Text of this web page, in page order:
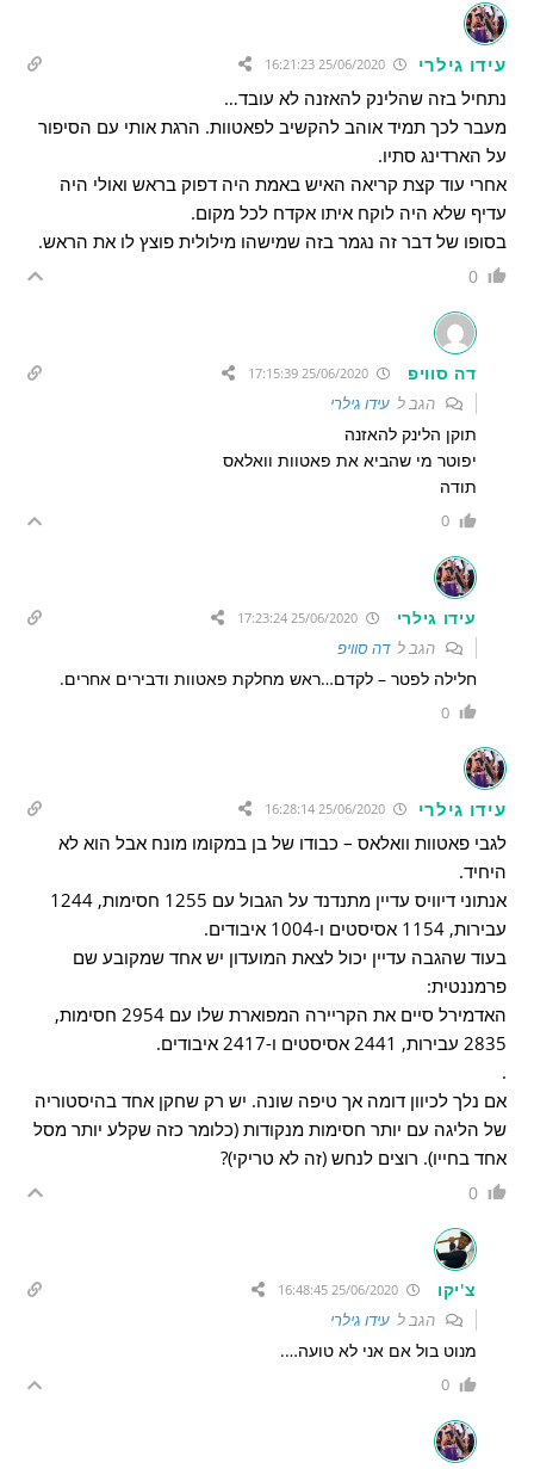
עידו גילרי 25/06/2020 16:21:23
נתחיל בזה שהלינק להאזנה לא עובד…
מעבר לכך תמיד אוהב להקשיב לפאטוות. הרגת אותי עם הסיפור
על הארדינג סתיו.
אחרי עוד קצת קריאה האיש באמת היה דפוק בראש ואולי היה
עדיף שלא היה לוקח איתו אקדח לכל מקום.
בסופו של דבר זה נגמר בזה שמישהו מילולית פוצץ לו את הראש.
0
דה סוויפ 25/06/2020 17:15:39
הגב לעידו גילרי
תוקן הלינק להאזנה
יפוטר מי שהביא את פאטוות וואלאס
תודה
0
עידו גילרי 25/06/2020 17:23:24
הגב לדה סוויפ
חלילה לפטר – לקדם…ראש מחלקת פאטוות ודבירים אחרים.
0
עידו גילרי 25/06/2020 16:28:14
לגבי פאטוות וואלאס – כבודו של בן במקומו מונח אבל הוא לא
היחיד.
אנתוני דיוויס עדיין מתנדנד על הגבול עם 1255 חסימות, 1244
עבירות, 1154 אסיסטים ו-1004 איבודים.
בעוד שהגבה עדיין יכול לצאת המועדון יש אחד שמקובע שם
פרמננטית:
האדמירל סיים את הקריירה המפוארת שלו עם 2954 חסימות,
2835 עבירות, 2441 אסיסטים ו-2417 איבודים.
.
אם נלך לכיוון דומה אך טיפה שונה. יש רק שחקן אחד בהיסטוריה
של הליגה עם יותר חסימות מנקודות (כלומר כזה שקלע יותר מסל
אחד בחייו). רוצים לנחש (זה לא טריקי)?
0
צ'יקו
הגב לעידו גילרי
מנוט בול אם אני לא טועה….
0